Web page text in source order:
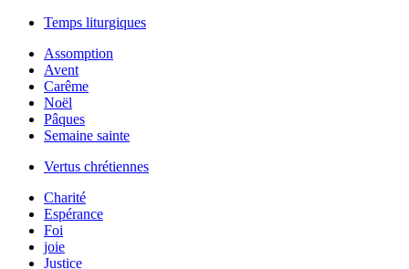
Temps liturgiques
Assomption
Avent
Carême
Noël
Pâques
Semaine sainte
Vertus chrétiennes
Charité
Espérance
Foi
joie
Justice